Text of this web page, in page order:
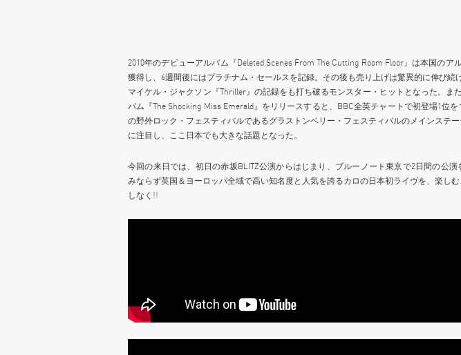
2010年のデビューアルバム『Deleted Scenes From The Cutting Room Floor』は本国のア
獲得し、6週間後にはプラチナム・セールスを記録。その後も売り上げは驚異的に伸び続
マイケル・ジャクソン『Thriller』の記録をも打ち破るモンスター・ヒットとなった。ま
バム『The Shocking Miss Emerald』をリリースすると、BBC全英チャートで初登場1位
の野外ロック・フェスティバルであるグラストンベリー・フェスティバルのメインステ
に注目し、ここ日本でも大きな話題となった。
今回の来日では、初日の赤坂BLITZ公演からはじまり、ブルーノート東京で2日間の公
みならず英国＆ヨーロッパ全域で高い知名度と人気を誇るカロの日本初ライヴを、楽し
しなく!!